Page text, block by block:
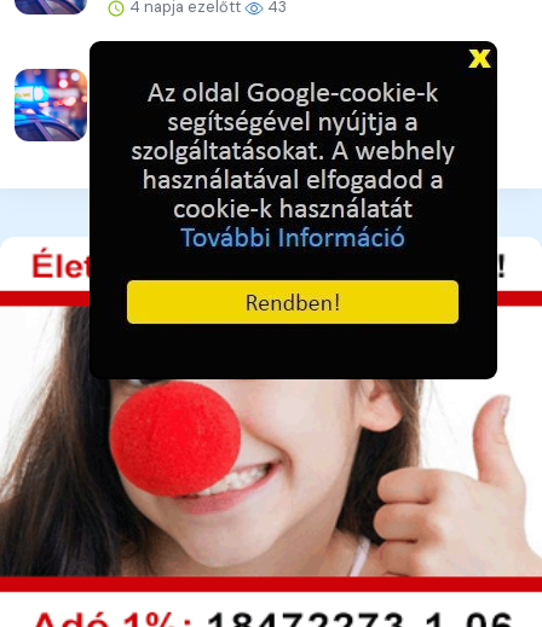
4 napja ezelőtt 43
rendezvényei
4 napja ezelőtt 43